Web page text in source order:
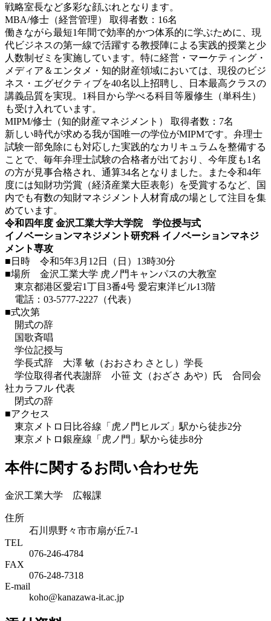
戦略室長など多彩な顔ぶれとなります。
MBA/修士（経営管理） 取得者数：16名
働きながら最短1年間で効率的かつ体系的に学ぶために、現
代ビジネスの第一線で活躍する教授陣による実践的授業と少
人数制ゼミを実施しています。特に経営・マーケティング・
メディア＆エンタメ・知的財産領域においては、現役のビジ
ネス・エグゼクティブを40名以上招聘し、日本最高クラスの
講義品質を実現。1科目から学べる科目等履修生（単科生）
も受け入れています。
MIPM/修士（知的財産マネジメント） 取得者数：7名
新しい時代が求める我が国唯一の学位がMIPMです。弁理士
試験一部免除にも対応した実践的なカリキュラムを整備する
ことで、毎年弁理士試験の合格者が出ており、今年度も1名
の方が見事合格され、通算34名となりました。また令和4年
度には知財功労賞（経済産業大臣表彰）を受賞するなど、国
内でも有数の知財マネジメント人材育成の場として注目を集
めています。
令和四年度 金沢工業大学大学院 学位授与式
イノベーションマネジメント研究科 イノベーションマネジ
メント専攻
■日時 令和5年3月12日（日）13時30分
■場所 金沢工業大学 虎ノ門キャンパスの大教室
東京都港区愛宕1丁目3番4号 愛宕東洋ビル13階
電話：03-5777-2227（代表）
■式次第
開式の辞
国歌斉唱
学位記授与
学長式辞 大澤 敏（おおさわ さとし）学長
学位取得者代表謝辞 小笹 文（おざさ あや）氏 合同会
社カラフル 代表
閉式の辞
■アクセス
東京メトロ日比谷線「虎ノ門ヒルズ」駅から徒歩2分
東京メトロ銀座線「虎ノ門」駅から徒歩8分
本件に関するお問い合わせ先
金沢工業大学 広報課
住所
石川県野々市市扇が丘7-1
TEL
076-246-4784
FAX
076-248-7318
E-mail
koho@kanazawa-it.ac.jp